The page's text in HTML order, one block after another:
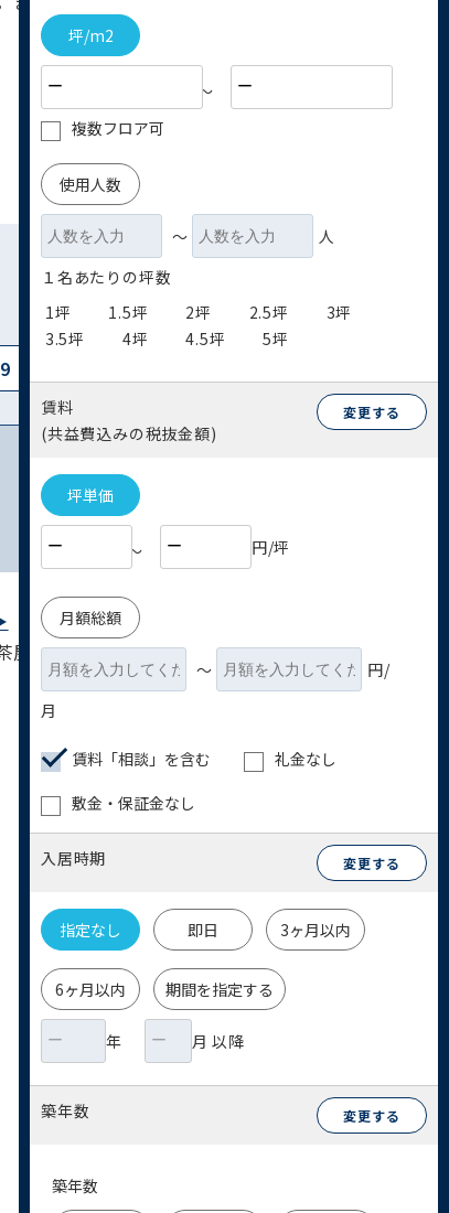
坪/m2
〜
複数フロア可
使用人数
〜
人
１名あたりの坪数
1坪
1.5坪 2坪 2.5坪
3坪
3.5坪
4坪 4.5坪 5坪
賃料
(共益費込みの税抜金額)
変更する
坪単価
〜 円/坪
月額総額
〜
円/
月
賃料「相談」を含む
礼金なし
敷金・保証金なし
入居時期 変更する
指定なし 即日 3ヶ月以内
6ヶ月以内 期間を指定する
年 月 以降
築年数 変更する
築年数
屋駅 10分